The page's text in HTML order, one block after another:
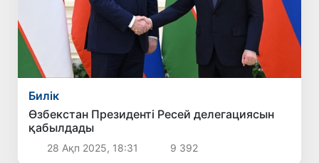
Билік
Өзбекстан Президенті Ресей делегациясын
қабылдады
28 Ақп 2025, 18:31 9 392